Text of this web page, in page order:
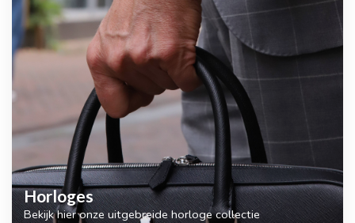
Horloges
Bekijk hier onze uitgebreide horloge collectie